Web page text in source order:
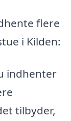
flere
i Kilden:
indhenter
tilbyder,